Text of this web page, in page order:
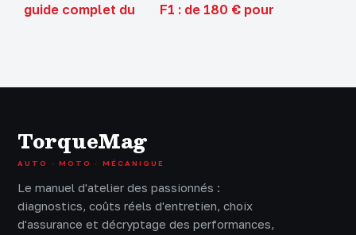
guide complet du
F1 : de 180 € pour
TorqueMag
AUTO · MOTO · MÉCANIQUE
Le manuel d'atelier des passionnés :
diagnostics, coûts réels d'entretien, choix
d'assurance et décryptage des performances,